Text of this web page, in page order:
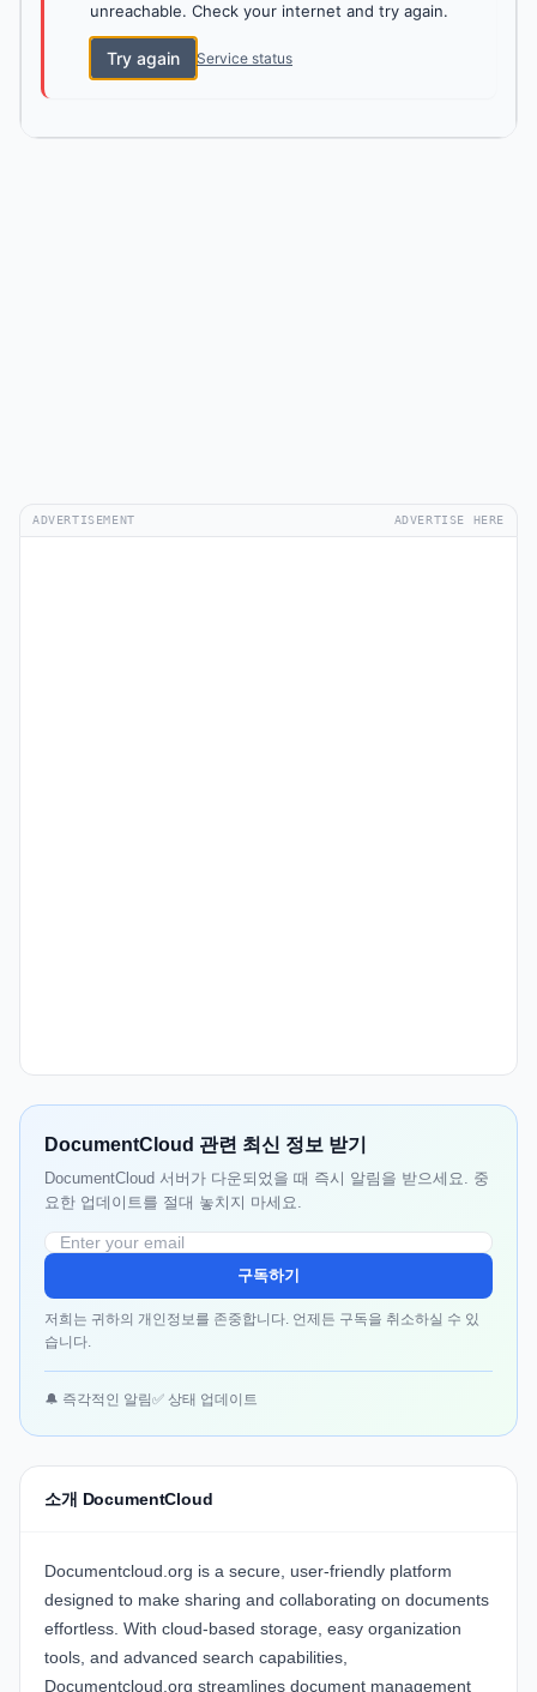
unreachable. Check your internet and try again.
Try again Service status
ADVERTISEMENT ADVERTISE HERE
DocumentCloud 관련 최신 정보 받기
DocumentCloud 서버가 다운되었을 때 즉시 알림을 받으세요. 중
요한 업데이트를 절대 놓치지 마세요.
구독하기
저희는 귀하의 개인정보를 존중합니다. 언제든 구독을 취소하실 수 있
습니다.
🔔 즉각적인 알림✅ 상태 업데이트
소개 DocumentCloud
Documentcloud.org is a secure, user-friendly platform
designed to make sharing and collaborating on documents
effortless. With cloud-based storage, easy organization
tools, and advanced search capabilities,
Documentcloud.org streamlines document management